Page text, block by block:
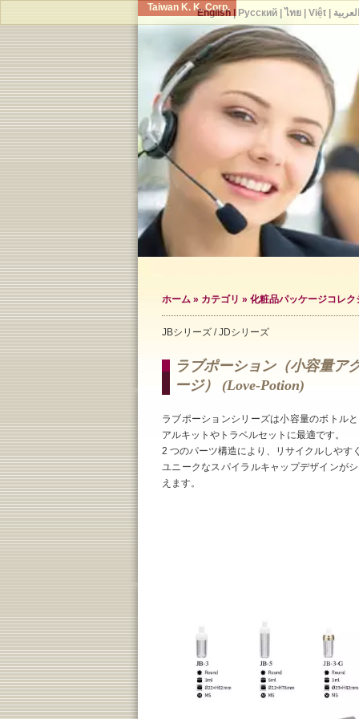
Taiwan K. K. Corp.
ホーム » カテゴリ » 化粧品パッケージコレク
JBシリーズ / JDシリーズ
ラブポーション（小容量ア
ージ） (love-Potion)
ラブポーションシリーズは小容量のボトル
アルキットやトラベルセットに最適です。
2 つのパーツ構造により、リサイクルしやす
ユニークなスパイラルキャップデザインが
えます。
English| Русский| ไทย| Việt| العربية